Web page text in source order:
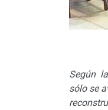
Según
sólo se